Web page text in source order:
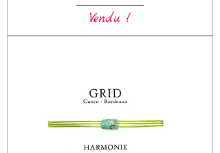
Vendu !